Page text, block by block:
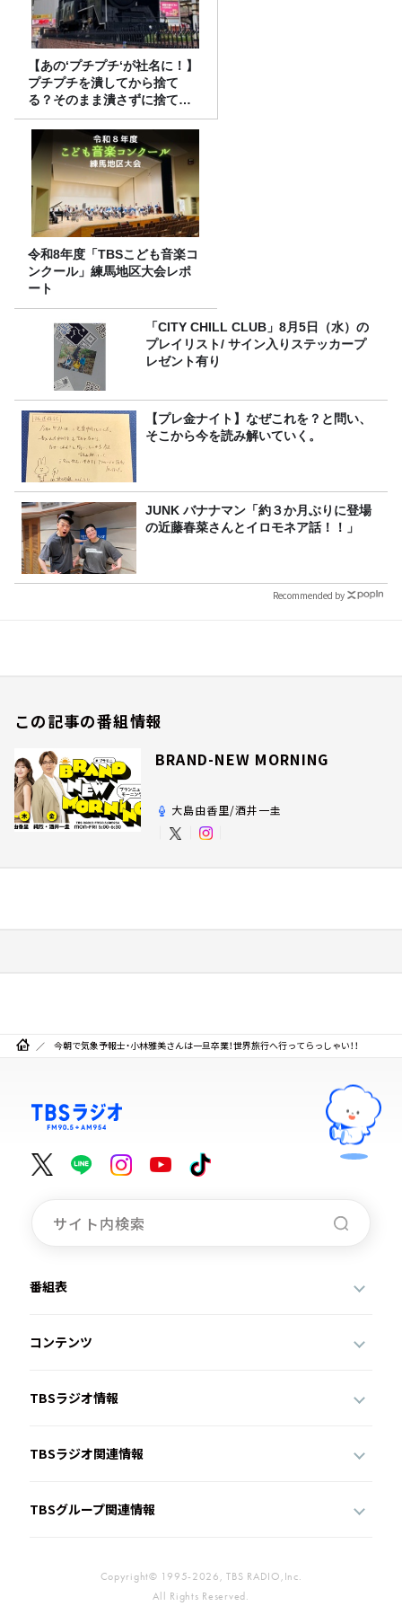
【あの‘プチプチ‘が社名に！】
プチプチを潰してから捨て
る？そのまま潰さずに捨て
る？
令和8年度「TBSこども音楽コ
ンクール」練馬地区大会レポ
ート
「CITY CHILL CLUB」8月5日（水）の
プレイリスト/ サイン入りステッカープ
レゼント有り
【プレ金ナイト】なぜこれを？と問い、
そこから今を読み解いていく。
JUNK バナナマン「約３か月ぶりに登場
の近藤春菜さんとイロモネア話！！」
Recommended by
この記事の番組情報
BRAND-NEW MORNING
大島由香里/酒井一圭
今朝で気象予報士・小林雅美さんは一旦卒業！世界旅行へ行ってらっしゃい！！
番組表
コンテンツ
TBSラジオ情報
TBSラジオ関連情報
TBSグループ関連情報
Copyright© 1995-2026, TBS RADIO,Inc.
All Rights Reserved.